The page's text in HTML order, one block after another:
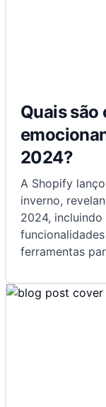
Quais são
2024?
A Shopify
inverno,
2024,
ferramentas